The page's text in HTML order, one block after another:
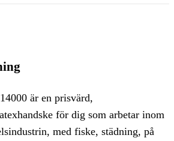
är en prisvärd,
för dig som arbetar inom
med fiske, städning, på